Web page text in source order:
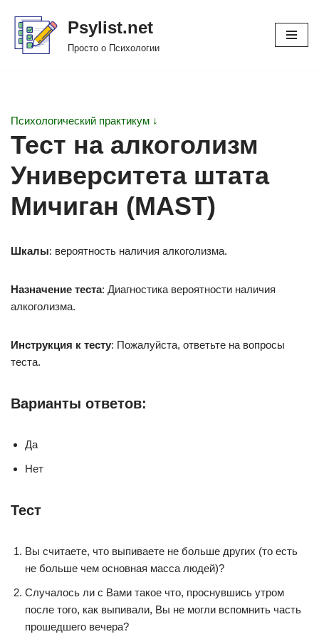
Перейти
Psylist.net
Просто о Психологии
Психологический практикум ↓
Тест на алкоголизм
Университета штата
Мичиган (MAST)
Шкалы: вероятность наличия алкоголизма.
Назначение теста: Диагностика вероятности наличия
алкоголизма.
Инструкция к тесту: Пожалуйста, ответьте на вопросы
теста.
Варианты ответов:
Да
Нет
Тест
Вы считаете, что выпиваете не больше других (то есть
не больше чем основная масса людей)?
Случалось ли с Вами такое что, проснувшись утром
после того, как выпивали, Вы не могли вспомнить часть
прошедшего вечера?